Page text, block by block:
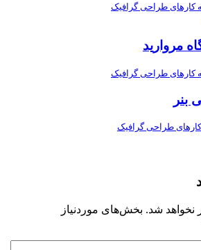
کارهای طراحی گرافیک
مروارید
کارهای طراحی گرافیک
بنر
کارهای طراحی گرافیک
نخواهد شد. بخش‌های موردنیاز